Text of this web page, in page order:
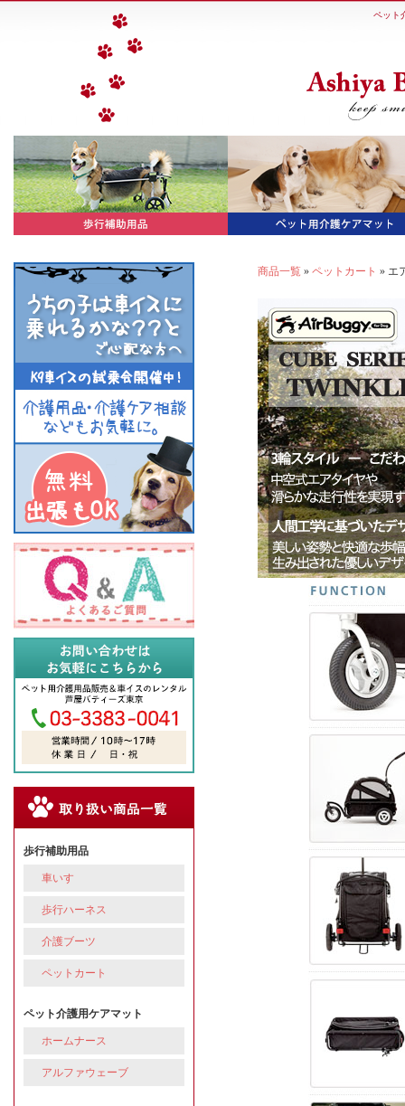
ペット
歩行補助用品
車いす
歩行ハーネス
介護ブーツ
ペットカート
ペット介護用ケアマット
ホームナース
アルファウェーブ
商品一覧 » ペットカート » エ